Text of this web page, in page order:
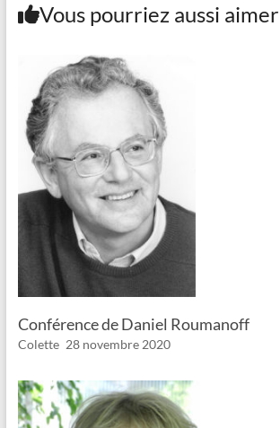
Vous pourriez aussi aimer
Conférence de Daniel Roumanoff
Colette 28 novembre 2020